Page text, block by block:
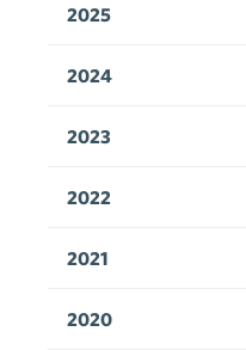
2025
2024
2023
2022
2021
2020